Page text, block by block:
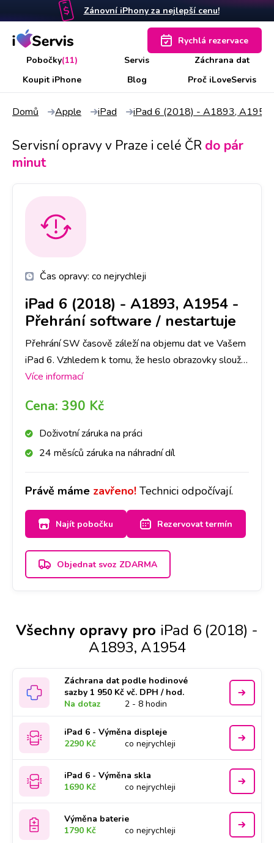
Zánovní iPhony za nejlepší cenu!
Pobočky(11) Servis
Záchrana dat
Koupit iPhone
Blog Proč iLoveServis
Rychlá rezervace
Domů Apple iPad iPad 6 (2018) - A1893, A1954
Servisní opravy v Praze i celé ČR do pár
minut
Čas opravy: co nejrychleji
iPad 6 (2018) - A1893, A1954 -
Přehrání software / nestartuje
Přehrání SW časově záleží na objemu dat ve Vašem
iPad 6. Vzhledem k tomu, že heslo obrazovky slouží
jako ochrana dat ve Vašem telefonu, je nutné počítat
zálohu.
Více informací
Cena: 390 Kč
Doživotní záruka na práci
24 měsíců záruka na náhradní díl
Právě máme zavřeno! Technici odpočívají.
Najít pobočku Rezervovat termín
Objednat svoz ZDARMA
Všechny opravy pro iPad 6 (2018) -
A1893, A1954
Záchrana dat podle hodinové
sazby 1 950 Kč vč. DPH / hod.
Na dotaz
2 - 8 hodin
iPad 6 - Výměna displeje
2290 Kč
co nejrychleji
iPad 6 - Výměna skla
1690 Kč
co nejrychleji
Výměna baterie
1790 Kč
co nejrychleji